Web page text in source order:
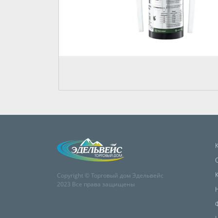
Copyright © Торговый дом Эдельвейс
2023 Все права защищены